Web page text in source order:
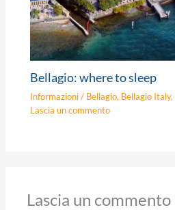
Bellagio: where to sleep
Informazioni/ Bellagio, Bellagio Italy,
Lascia un commento
Lascia un commento